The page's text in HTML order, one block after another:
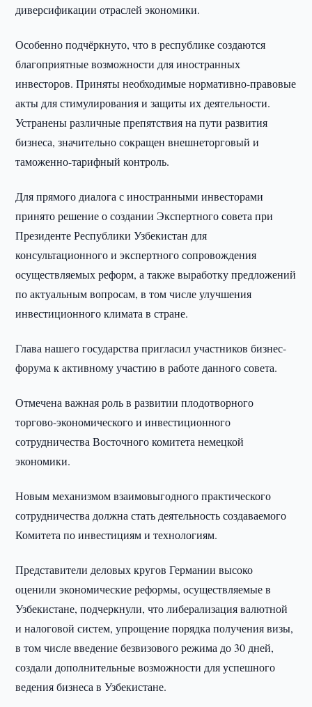
диверсификации отраслей экономики.
Особенно подчёркнуто, что в республике создаются
благоприятные возможности для иностранных
инвесторов. Приняты необходимые нормативно-правовые
акты для стимулирования и защиты их деятельности.
Устранены различные препятствия на пути развития
бизнеса, значительно сокращен внешнеторговый и
таможенно-тарифный контроль.
Для прямого диалога с иностранными инвесторами
принято решение о создании Экспертного совета при
Президенте Республики Узбекистан для
консультационного и экспертного сопровождения
осуществляемых реформ, а также выработку предложений
по актуальным вопросам, в том числе улучшения
инвестиционного климата в стране.
Глава нашего государства пригласил участников бизнес-
форума к активному участию в работе данного совета.
Отмечена важная роль в развитии плодотворного
торгово-экономического и инвестиционного
сотрудничества Восточного комитета немецкой
экономики.
Новым механизмом взаимовыгодного практического
сотрудничества должна стать деятельность создаваемого
Комитета по инвестициям и технологиям.
Представители деловых кругов Германии высоко
оценили экономические реформы, осуществляемые в
Узбекистане, подчеркнули, что либерализация валютной
и налоговой систем, упрощение порядка получения визы,
в том числе введение безвизового режима до 30 дней,
создали дополнительные возможности для успешного
ведения бизнеса в Узбекистане.